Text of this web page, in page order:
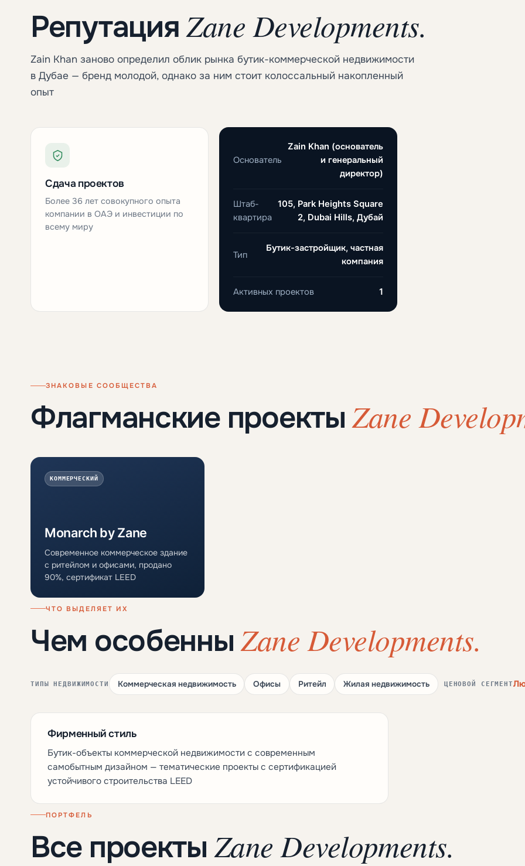
РепутацияZane Developments.
Zain Khan заново определил облик рынка бутик-коммерческой недвижимости
в Дубае — бренд молодой, однако за ним стоит колоссальный накопленный
опыт
Сдача проектов
Более 36 лет совокупного опыта
компании в ОАЭ и инвестиции по
всему миру
Основатель
Zain Khan (основатель
и генеральный
директор)
Штаб-
квартира
105, Park Heights Square
2, Dubai Hills, Дубай
Тип
Бутик-застройщик, частная
компания
Активных проектов 1
ЗНАКОВЫЕ СООБЩЕСТВА
Флагманские проектыZane
КОММЕРЧЕСКИЙ
Monarch by Zane
Современное коммерческое здание
с ритейлом и офисами, продано
90%, сертификат LEED
ЧТО ВЫДЕЛЯЕТ ИХ
Чем особенныZane Developments.
ТИПЫ НЕДВИЖИМОСТИ Коммерческая недвижимость Офисы Ритейл Жилая недвижимость ЦЕНОВОЙ СЕГМЕНТ
Фирменный стиль
Бутик-объекты коммерческой недвижимости с современным
самобытным дизайном — тематические проекты с сертификацией
устойчивого строительства LEED
ПОРТФЕЛЬ
Все проекты Zane Developments.